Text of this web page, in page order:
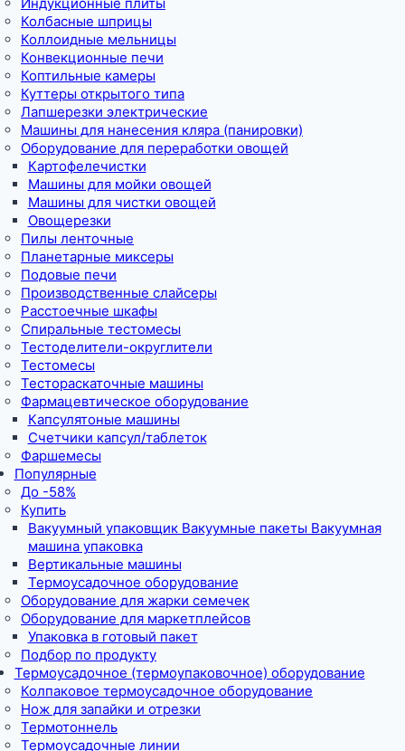
Колбасные шприцы
Коллоидные мельницы
Конвекционные печи
Коптильные камеры
Куттеры открытого типа
Лапшерезки электрические
Машины для нанесения кляра (панировки)
Оборудование для переработки овощей
Картофелечистки
Машины для мойки овощей
Машины для чистки овощей
Овощерезки
Пилы ленточные
Планетарные миксеры
Подовые печи
Производственные слайсеры
Расстоечные шкафы
Спиральные тестомесы
Тестоделители-округлители
Тестомесы
Тестораскаточные машины
Фармацевтическое оборудование
Капсулятоные машины
Счетчики капсул/таблеток
Фаршемесы
Популярные
До -58%
Купить
Вакуумный упаковщик Вакуумные пакеты Вакуумная
машина упаковка
Вертикальные машины
Термоусадочное оборудование
Оборудование для жарки семечек
Оборудование для маркетплейсов
Упаковка в готовый пакет
Подбор по продукту
Термоусадочное (термоупаковочное) оборудование
Колпаковое термоусадочное оборудование
Нож для запайки и отрезки
Термотоннель
Термоусадочные линии